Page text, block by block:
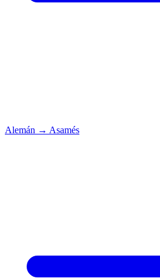
Alemán → Asamés